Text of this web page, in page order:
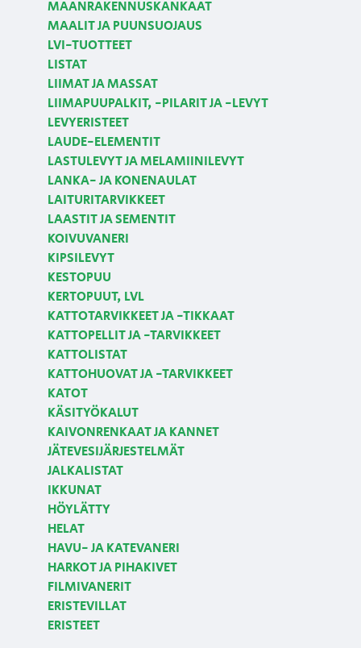
MAANRAKENNUSKANKAAT
MAALIT JA PUUNSUOJAUS
LVI-TUOTTEET
LISTAT
LIIMAT JA MASSAT
LIIMAPUUPALKIT, -PILARIT JA -LEVYT
LEVYERISTEET
LAUDE-ELEMENTIT
LASTULEVYT JA MELAMIINILEVYT
LANKA- JA KONENAULAT
LAITURITARVIKKEET
LAASTIT JA SEMENTIT
KOIVUVANERI
KIPSILEVYT
KESTOPUU
KERTOPUUT, LVL
KATTOTARVIKKEET JA -TIKKAAT
KATTOPELLIT JA -TARVIKKEET
KATTOLISTAT
KATTOHUOVAT JA -TARVIKKEET
KATOT
KÄSITYÖKALUT
KAIVONRENKAAT JA KANNET
JÄTEVESIJÄRJESTELMÄT
JALKALISTAT
IKKUNAT
HÖYLÄTTY
HELAT
HAVU- JA KATEVANERI
HARKOT JA PIHAKIVET
FILMIVANERIT
ERISTEVILLAT
ERISTEET